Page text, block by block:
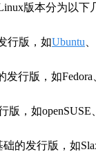
版本分为以下
行版，如Ubuntu
发行版，如Fedora
版，如openSUSE
础的发行版，如